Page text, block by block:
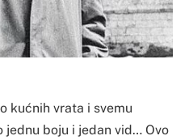
kućnih vrata i svemu
jednu boju i jedan vid… Ovo